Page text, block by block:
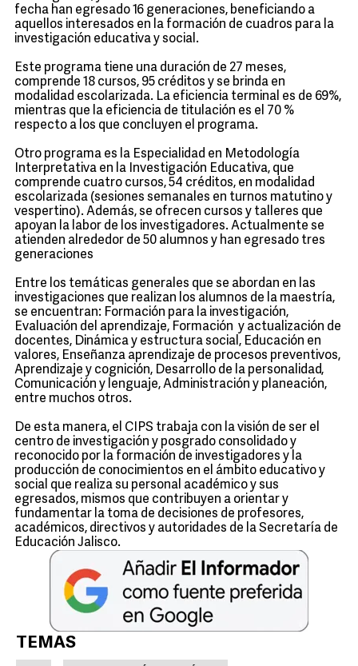
fecha han egresado 16 generaciones, beneficiando a
aquellos interesados en la formación de cuadros para la
investigación educativa y social.
Este programa tiene una duración de 27 meses,
comprende 18 cursos, 95 créditos y se brinda en
modalidad escolarizada. La eficiencia terminal es de 69%,
mientras que la eficiencia de titulación es el 70 %
respecto a los que concluyen el programa.
Otro programa es la Especialidad en Metodología
Interpretativa en la Investigación Educativa, que
comprende cuatro cursos, 54 créditos, en modalidad
escolarizada (sesiones semanales en turnos matutino y
vespertino). Además, se ofrecen cursos y talleres que
apoyan la labor de los investigadores. Actualmente se
atienden alrededor de 50 alumnos y han egresado tres
generaciones
Entre los temáticas generales que se abordan en las
investigaciones que realizan los alumnos de la maestría,
se encuentran: Formación para la investigación,
Evaluación del aprendizaje, Formación y actualización de
docentes, Dinámica y estructura social, Educación en
valores, Enseñanza aprendizaje de procesos preventivos,
Aprendizaje y cognición, Desarrollo de la personalidad,
Comunicación y lenguaje, Administración y planeación,
entre muchos otros.
De esta manera, el CIPS trabaja con la visión de ser el
centro de investigación y posgrado consolidado y
reconocido por la formación de investigadores y la
producción de conocimientos en el ámbito educativo y
social que realiza su personal académico y sus
egresados, mismos que contribuyen a orientar y
fundamentar la toma de decisiones de profesores,
académicos, directivos y autoridades de la Secretaría de
Educación Jalisco.
TEMAS